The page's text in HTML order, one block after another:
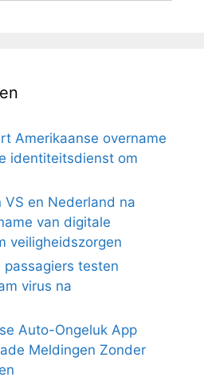
Amerikaanse overname
identiteitsdienst om
VS en Nederland na
van digitale
veiligheidszorgen
testen
virus na
Auto-Ongeluk App
Meldingen Zonder